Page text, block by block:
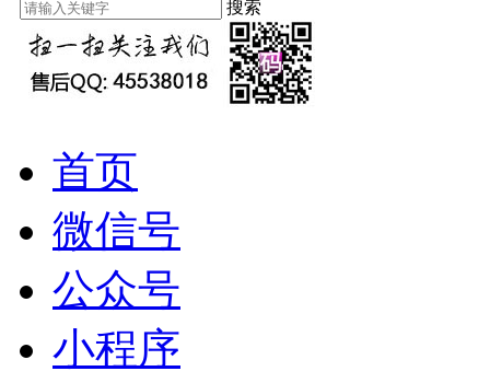
搜索
首页
微信号
公众号
小程序